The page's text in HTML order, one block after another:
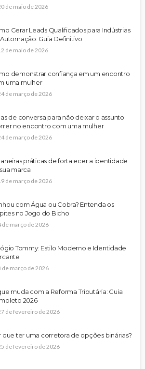
de maio de 2026
Gerar Leads Qualificados para Indústrias
Guia Definitivo
de maio de 2026
demonstrar confiança em um encontro
uma mulher
de março de 2026
de conversa para não deixar o assunto
no encontro com uma mulher
de março de 2026
práticas de fortalecer a identidade
marca
de março de 2026
com Água ou Cobra? Entenda os
no Jogo do Bicho
de março de 2026
Tommy: Estilo Moderno e Identidade
de março de 2026
muda com a Reforma Tributária: Guia
2026
de fevereiro de 2026
que ter uma corretora de opções binárias?
de fevereiro de 2026